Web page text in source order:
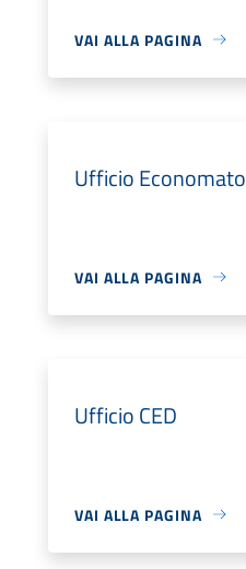
VAI ALLA PAGINA
Ufficio Economato
VAI ALLA PAGINA
Ufficio CED
VAI ALLA PAGINA